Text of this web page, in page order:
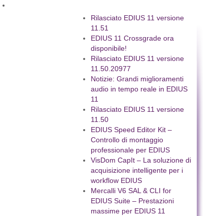
Rilasciato EDIUS 11 versione
11.51
EDIUS 11 Crossgrade ora
disponibile!
Rilasciato EDIUS 11 versione
11.50.20977
Notizie: Grandi miglioramenti
audio in tempo reale in EDIUS
11
Rilasciato EDIUS 11 versione
11.50
EDIUS Speed Editor Kit –
Controllo di montaggio
professionale per EDIUS
VisDom CapIt – La soluzione di
acquisizione intelligente per i
workflow EDIUS
Mercalli V6 SAL & CLI for
EDIUS Suite – Prestazioni
massime per EDIUS 11